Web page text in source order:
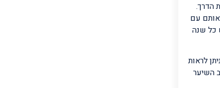
הדרך.
אותם עם
כל שנה
לראות
השיער